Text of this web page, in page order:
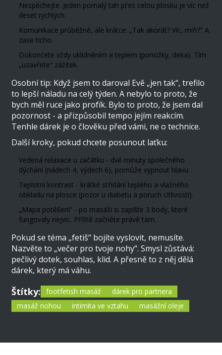
Nespěchejte. Jeden pomalý tah přes celou plosku je víc než
deset rychlých.
Komunikace průběžně, ale krátce: „Tak akorát? Víc, míň?“ A
zase ticho.
Dokončete vždy uklidněním a teplem (ponožky, deka). Tím
„uzavřete“ zážitek.
Osobní tip: Když jsem to daroval Evě „jen tak“, trefilo
to lepší náladu na celý týden. A nebylo to proto, že
bych měl ruce jako profík. Bylo to proto, že jsem dal
pozornost - a přizpůsobil tempo jejím reakcím.
Tenhle dárek je o člověku před vámi, ne o technice.
Další kroky, pokud chcete posunout laťku:
Vedená relaxace u začátku - dvě minuty společného
dýchání (nádech 4, výdech 6), pomůže vypnout hlavu.
Teplotní kontrast - krátké střídání teplého a vlažného
obkladu na plosce (pozor u diabetu a poruch citlivosti).
„Mapa potěšení“ - po masáži si zapište 3 body, které
fungovaly nejvíc. Příště začněte právě tam.
Pokud se téma „fetiš“ bojíte vyslovit, nemusíte.
Nazvěte to „večer pro tvoje nohy“. Smysl zůstává:
pečlivý dotek, souhlas, klid. A přesně to z něj dělá
dárek, který má váhu.
Štítky: footfetish masáž
dárek pro partnera
masáž nohou
intimita ve vztahu masážní oleje